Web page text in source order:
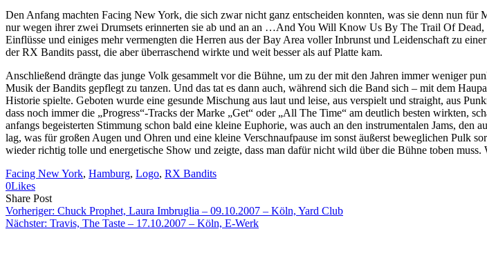
Den Anfang machten Facing New York, die sich zwar nicht ganz entscheiden konnten, was sie denn nun
nur wegen ihrer zwei Drumsets erinnerten sie ab und an an …And You Will Know Us By The Trail Of
Einflüsse und einiges mehr vermengten die Herren aus der Bay Area voller Inbrunst und Leidenschaft zu
der RX Bandits passt, die aber überraschend wirkte und weit besser als auf Platte kam.
Anschließend drängte das junge Volk gesammelt vor die Bühne, um zu der mit den Jahren immer weniger
Musik der Bandits gepflegt zu tanzen. Und das tat es dann auch, während sich die Band sich – mit dem
Historie spielte. Geboten wurde eine gesunde Mischung aus laut und leise, aus verspielt und straight, aus
dass noch immer die „Progress“-Tracks der Marke „Get“ oder „All The Time“ am deutlich besten wirkten,
anfangs begeisterten Stimmung schon bald eine kleine Euphorie, was auch an den instrumentalen Jams,
lag, was für großen Augen und Ohren und eine kleine Verschnaufpause im sonst äußerst beweglichen Pulk
wieder richtig tolle und energetische Show und zeigte, dass man dafür nicht wild über die Bühne toben
Facing New York, Hamburg, Logo, RX Bandits
0Likes
Share PostShare
on
Facebook
Copy
URL
to
Send
Link
via
Vorheriger: Chuck Prophet, Laura Imbruglia – 09.10.2007 – Köln, Yard Club
Nächster: Travis, The Taste – 17.10.2007 – Köln, E-Werk